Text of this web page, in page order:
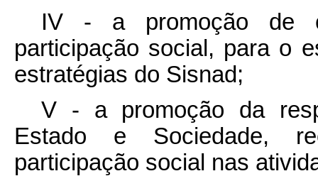
IV - a promoção de
participação social, para o
estratégias do Sisnad;
V - a promoção da
Estado e Sociedade,
participação social nas